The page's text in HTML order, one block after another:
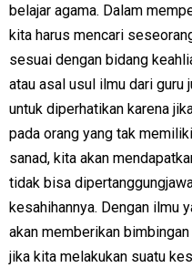
belajar agama. Dalam
kita harus mencari
sesuai dengan bidang
atau asal usul ilmu dari guru
untuk diperhatikan karena
pada orang yang tak
sanad, kita akan
tidak bisa
kesahihannya. Dengan ilmu
akan memberikan
jika kita melakukan suatu